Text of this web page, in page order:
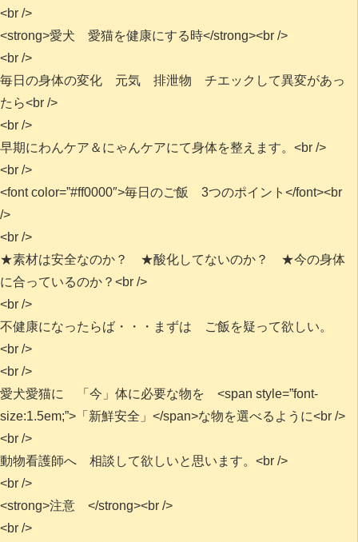
<br />
<strong>愛犬 愛猫を健康にする時</strong><br />
<br />
毎日の身体の変化 元気 排泄物 チエックして異変があっ
たら<br />
<br />
早期にわんケア＆にゃんケアにて身体を整えます。<br />
<br />
<font color=”#ff0000″>毎日のご飯 3つのポイント</font><br
/>
<br />
★素材は安全なのか？ ★酸化してないのか？ ★今の身体
に合っているのか？<br />
<br />
不健康になったらば・・・まずは ご飯を疑って欲しい。
<br />
<br />
愛犬愛猫に 「今」体に必要な物を <span style=”font-
size:1.5em;”>「新鮮安全」</span>な物を選べるように<br />
<br />
動物看護師へ 相談して欲しいと思います。<br />
<br />
<strong>注意 </strong><br />
<br />